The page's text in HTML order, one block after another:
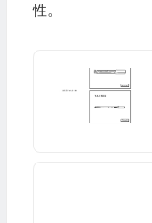
性。